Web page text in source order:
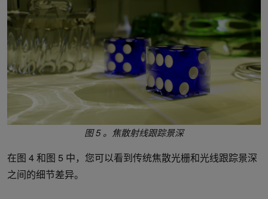
图 5 。焦散射线跟踪景深
在图 4 和图 5 中，您可以看到传统焦散光栅和光线跟踪景深
之间的细节差异。